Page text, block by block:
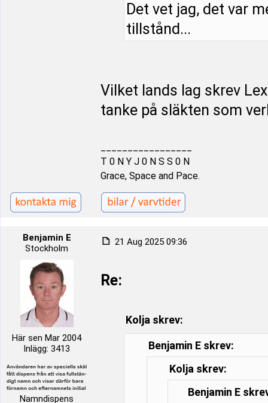
Det vet jag, det var
tillstånd...
Vilket lands lag skrev
tanke på släkten som
T 0 N Y J 0 N S S 0 N
Grace, Space and Pace.
Benjamin E
Stockholm
Här sen Mar 2004
Inlägg: 3413
Namndispens
21 Aug 2025 09:36
Re:
Kolja skrev:
Benjamin E skrev:
Kolja skrev:
Benjamin E